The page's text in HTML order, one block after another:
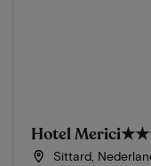
Hotel Merici
Sittard,